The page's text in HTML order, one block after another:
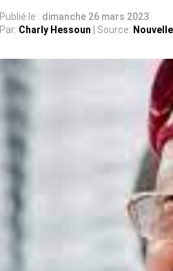
Publié le : dimanche 26 mars 2023
Par: Charly Hessoun | Source: